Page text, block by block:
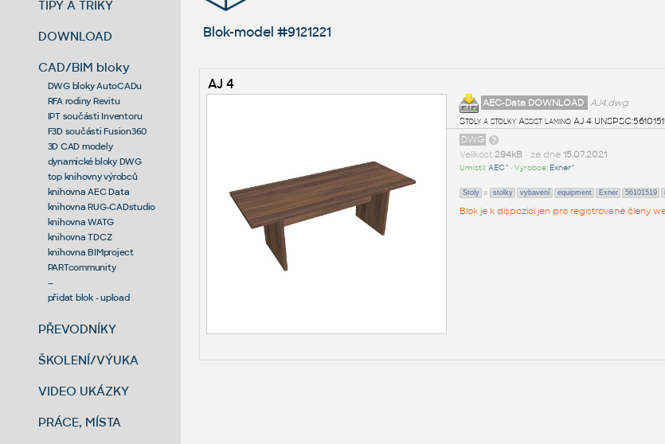
TIPY A TRIKY
DOWNLOAD
CAD/BIM bloky
DWG bloky AutoCADu
RFA rodiny Revitu
IPT součásti Inventoru
F3D součásti Fusion360
3D CAD modely
dynamické bloky DWG
top knihovny výrobců
knihovna AEC Data
knihovna RUG-CADstudio
knihovna WATG
knihovna TDCZ
knihovna BIMproject
PARTcommunity
--
přidat blok - upload
PŘEVODNÍKY
ŠKOLENÍ/VÝUKA
VIDEO UKÁZKY
PRÁCE, MÍSTA
Blok-model #9121221
AJ 4
AEC-Data DOWNLOAD
AJ4.dwg
Stoly a stolky Assist lamino AJ 4
DWG
Velikost 294kB• ze dne 15.07.2021
Umístil:AEC^ • Výrobce: Exner^
Stoly a stolky vybavení equipment Exner 56101519
Blok je k dispozici jen pro registrované členy